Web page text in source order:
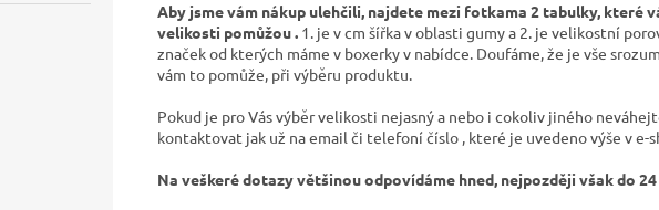
Aby jsme vám nákup ulehčili, najdete mezi fotkama 2 tabulky, které
velikosti pomůžou . 1. je v cm šířka v oblasti gumy a 2. je velikostní
značek od kterých máme v boxerky v nabídce. Doufáme, že je vše
vám to pomůže, při výběru produktu.
Pokud je pro Vás výběr velikosti nejasný a nebo i cokoliv jiného
kontaktovat jak už na email či telefoní číslo , které je uvedeno výše v e-
Na veškeré dotazy většinou odpovídáme hned, nejpozději však do